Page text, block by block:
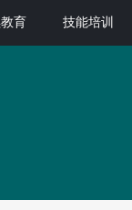
育 技能培训